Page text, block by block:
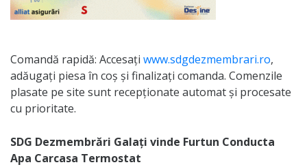
Comandă rapidă: Accesați www.sdgdezmembrari.ro,
adăugați piesa în coș și finalizați comanda. Comenzile
plasate pe site sunt recepționate automat și procesate
cu prioritate.
SDG Dezmembrări Galați vinde Furtun Conducta
Apa Carcasa Termostat